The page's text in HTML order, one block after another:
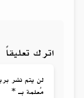
اترك تعليقاً
لن يتم نشر
مُعلمة بـ *